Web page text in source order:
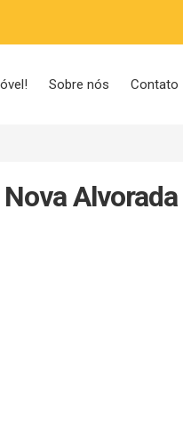
Sobre nós Contato